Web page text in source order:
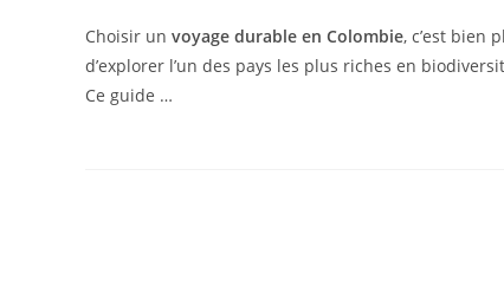
Choisir un voyage durable en Colombie, c’est bien
d’explorer l’un des pays les plus riches en
Ce guide …